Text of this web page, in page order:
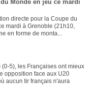
Monde en jeu ce mardi
directe pour la Coupe du
mardi à Grenoble (21h10,
en forme de monta...
5), les Françaises ont mieux
opposition face aux U20
aucun tir français n'aura